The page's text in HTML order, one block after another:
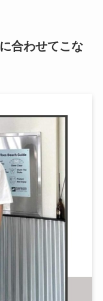
合わせてこな